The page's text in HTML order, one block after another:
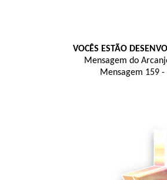
VOCÊS ESTÃO
Mensagem do
Mensagem 159